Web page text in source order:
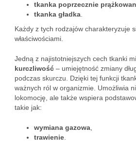
tkanka poprzecznie
tkanka gładka
Każdy z tych rodzajów charakteryzuje
właściwościami.
Jedną z najistotniejszych cech tkanki
kurczliwość – umiejętność zmiany
podczas skurczu. Dzięki tej funkcji
ważnych ról w organizmie. Umożliwia
lokomocję, ale także wspiera
takie jak:
wymiana gazowa
trawienie